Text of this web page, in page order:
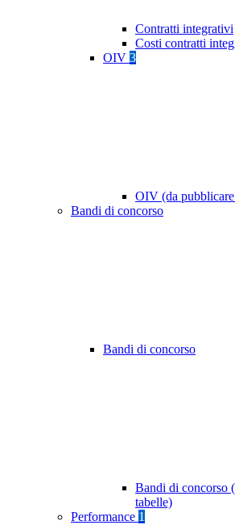
Contratti integrativi
Costi contratti
OIV 3
OIV (da
Bandi di concorso
Bandi di concorso
Bandi di concorso
tabelle)
Performance 1